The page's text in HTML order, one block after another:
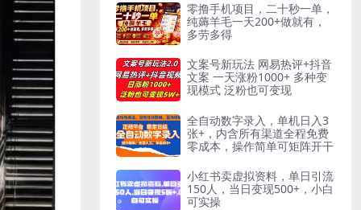
零撸手机项目，二十秒一单，
纯薅羊毛一天200+做就有，
多劳多得
文案号新玩法 网易热评+抖音
文案 一天涨粉1000+ 多种变
现模式 泛粉也可变现
全自动数字录入，单机日入3
张+，内含所有渠道全程免费
零成本，操作简单可矩阵开干
小红书卖虚拟资料，单日引流
150人，当日变现500+，小白
可实操